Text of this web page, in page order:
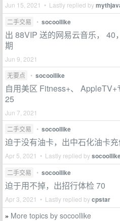
Jun 15, 2021 • Lastly replied by
二手交易 • socoollike
出 88VIP 送的网易云音乐， 40
期
Jun 9, 2021
无要点
• socoollike
自用美区 Fitness+、
25
Jun 7, 2021
二手交易
• socoollike
迫于没有油卡，出中石化油卡
Apr 5, 2021 • Lastly replied by
二手交易 • socoollike
迫于用不掉，出招行体检 70
Apr 3, 2021 • Lastly replied bycpstar
» More topics by socoollike